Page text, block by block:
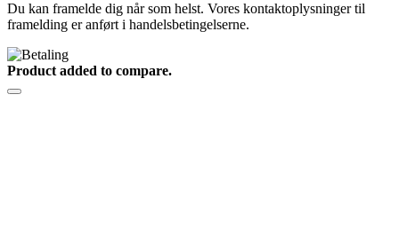
Du kan framelde dig når som helst. Vores kontaktoplysninger til
framelding er anført i handelsbetingelserne.
Product added to compare.